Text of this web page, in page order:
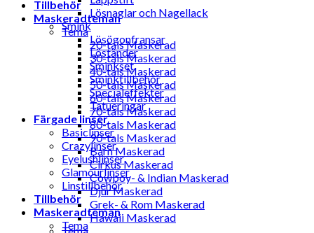
Tillbehör
Maskeradteman
Tema
20-tals Maskerad
30-tals Maskerad
40-tals Maskerad
50-tals Maskerad
60-tals Maskerad
70-tals Maskerad
80-tals Maskerad
90-tals Maskerad
Barn Maskerad
Cirkus Maskerad
Cowboy- & Indian Maskerad
Djur Maskerad
Grek- & Rom Maskerad
Hawaii Maskerad
Lösnaglar och Nagellack
Smink
Lösögonfransar
Löständer
Sminkset
Sminktillbehör
Specialeffekter
Tatueringar
Färgade linser
Basiclinser
Crazylinser
Eyelushlinser
Glamourlinser
Linstillbehör
Tillbehör
Maskeradteman
Tema